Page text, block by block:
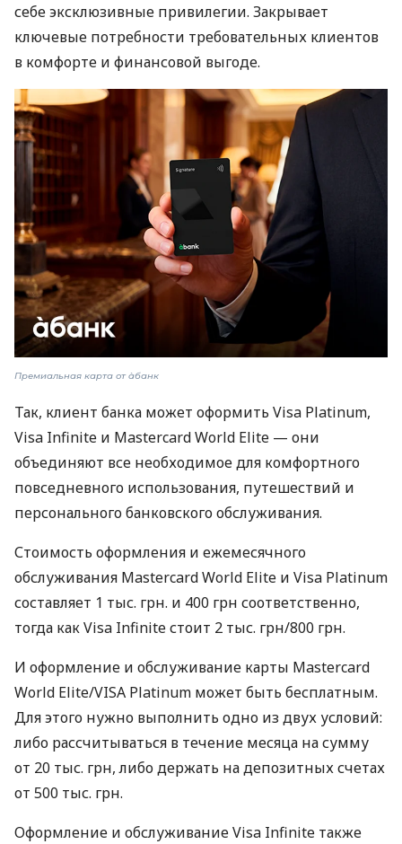
себе эксклюзивные привилегии. Закрывает
ключевые потребности требовательных клиентов
в комфорте и финансовой выгоде.
Премиальная карта от àбанк
Так, клиент банка может оформить Visa Platinum,
Visa Infinite и Mastercard World Elite — они
объединяют все необходимое для комфортного
повседневного использования, путешествий и
персонального банковского обслуживания.
Стоимость оформления и ежемесячного
обслуживания Mastercard World Elite и Visa Platinum
составляет 1 тыс. грн. и 400 грн соответственно,
тогда как Visa Infinite стоит 2 тыс. грн/800 грн.
И оформление и обслуживание карты Mastercard
World Elite/VISA Platinum может быть бесплатным.
Для этого нужно выполнить одно из двух условий:
либо рассчитываться в течение месяца на сумму
от 20 тыс. грн, либо держать на депозитных счетах
от 500 тыс. грн.
Оформление и обслуживание Visa Infinite также